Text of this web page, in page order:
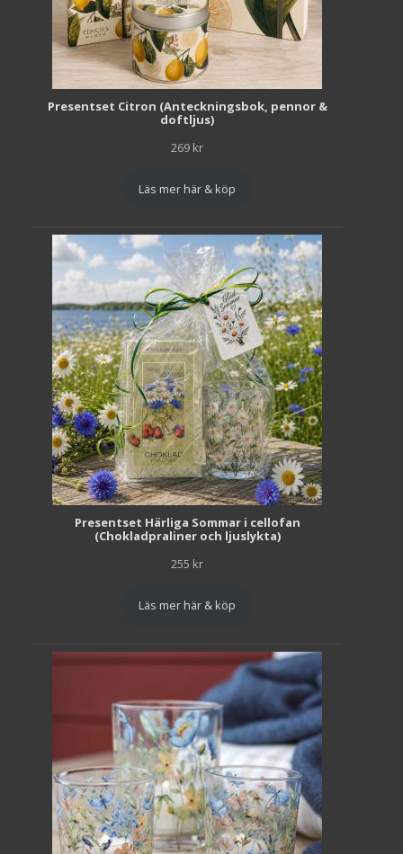
Presentset Citron (Anteckningsbok, pennor &
doftljus)
269 kr
Läs mer här & köp
Presentset Härliga Sommar i cellofan
(Chokladpraliner och ljuslykta)
255 kr
Läs mer här & köp